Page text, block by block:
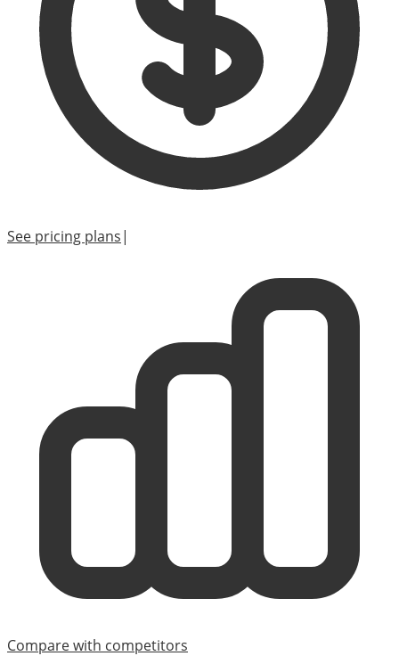
See pricing plans|
Compare with competitors